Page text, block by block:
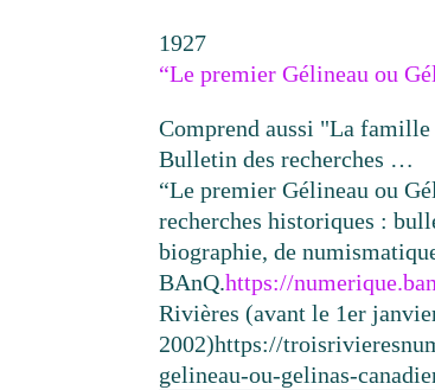
1927
“Le premier Gélineau ou
Comprend aussi "La
Bulletin des recherches …
“Le premier Gélineau ou
recherches historiques :
biographie, de
BAnQ.https://
Rivières (avant le 1er
2002)https://
gelineau-ou-gelinas-